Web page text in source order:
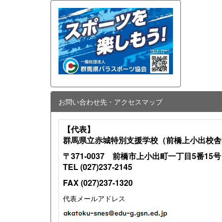
お問い合わせ先・アクセスマップ
【代表】
群馬県立赤城特別支援学校（前橋上小出校
〒371-0037 前橋市上小出町一丁目5番15号
TEL (027)237-2145
FAX (027)237-1320
代表メールアドレス